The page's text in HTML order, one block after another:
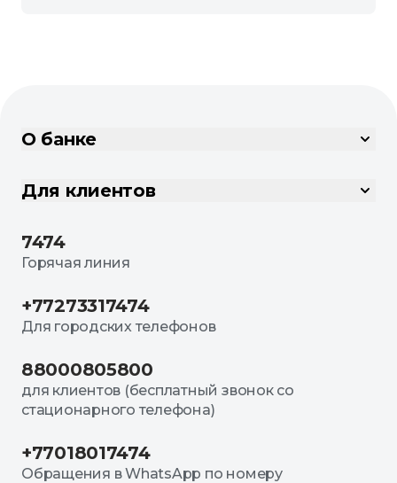
О банке
Для клиентов
7474
Горячая линия
+77273317474
Для городских телефонов
88000805800
для клиентов (бесплатный звонок со
стационарного телефона)
+77018017474
Обращения в WhatsApp по номеру